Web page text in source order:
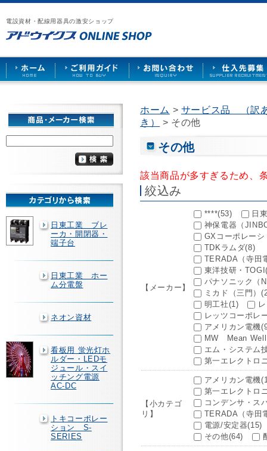
電設資材・配線用器具の激安ショップ
漏
電
ブ
レ
ー
カ
ー
や
照
ケ
ッ
ト
な
で
販
売
ア
ウ
イ
ス
HOME
ご
用
ガ
ド
お
い
合
せ
仕
先
募
日東工業 ブレ
ーカ・開閉器・
端子台
日東工業 ホー
ム分電盤
ネオン資材
看板用 蛍光灯ホ
ルダー・LEDモ
ジュール・スイ
ッチング電源
AC-DC
トキコーポレー
ション S-
SERIES
ホーム > サービス品 （訳
き）
> その他
その他
該当商品が多すぎるため、
絞込み
【メーカー】
****(53)
日
神保電器（
GXコーポレーシ
TDKラムダ(8)
TERADA（寺田
東洋技研・
パナソニック（
ミカド（三門）
明工社(1)
レッツコーポレ
アメリカン電機
MW Mean
エム・システ
第一エレクトロ
【小カテゴ
リ】
アメリカン電機
第一エレクトロ
コンデンサ・ス
TERADA（寺田
電源/安定器(15)
その他(64)